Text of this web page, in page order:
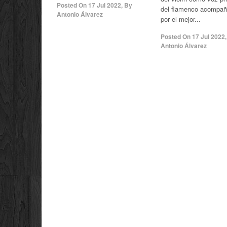
Posted On 17 Jul 2022, By
Antonio Álvarez
del flamenco
por el mejor...
Posted On 17 Jul 2022,
Antonio Álvarez